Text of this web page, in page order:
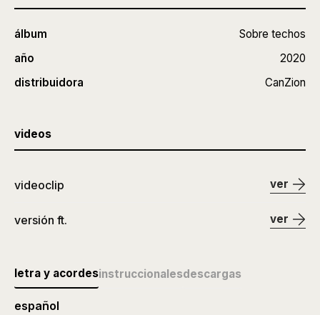
álbum
Sobre techos
año
2020
distribuidora
CanZion
videos
videoclip ver
versión ft. ver
letra y acordesinstruccionalesdescargas
español